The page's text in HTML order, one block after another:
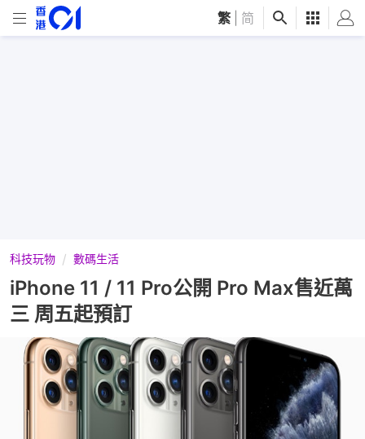
繁 简
科技玩物 數碼生活
iPhone 11 / 11 Pro公開 Pro Max售近萬
三 周五起預訂